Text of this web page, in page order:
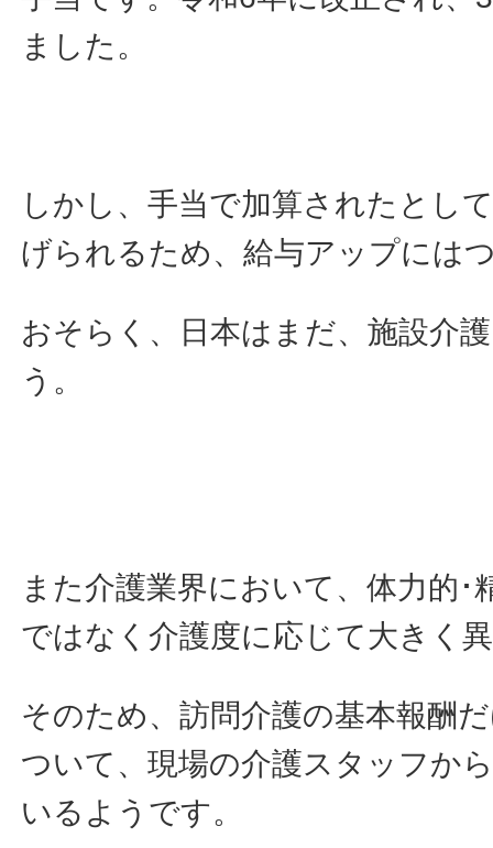
ました。
しかし、手当で加算されたとし
げられるため、給与アップには
おそらく、日本はまだ、施設介
う。
また介護業界において、体力的･
ではなく介護度に応じて大きく
そのため、訪問介護の基本報酬
ついて、現場の介護スタッフか
いるようです。